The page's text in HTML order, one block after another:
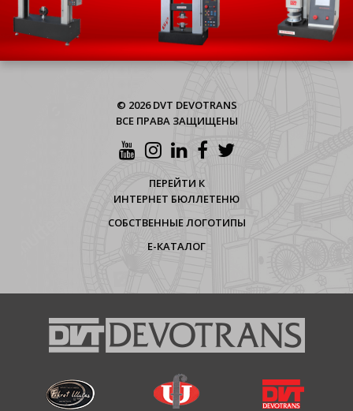
© 2026 DVT DEVOTRANS
ВСЕ ПРАВА ЗАЩИЩЕНЫ
ПЕРЕЙТИ К
ИНТЕРНЕТ БЮЛЛЕТЕНЮ
СОБСТВЕННЫЕ ЛОГОТИПЫ
Е-КАТАЛОГ